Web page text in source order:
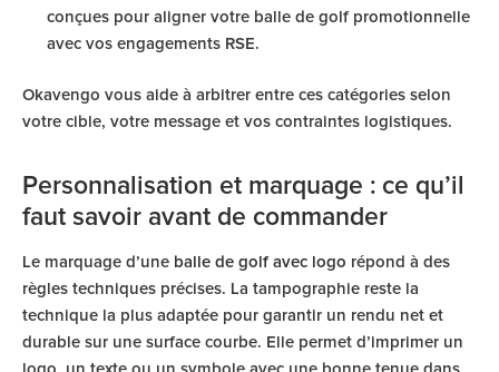
conçues pour aligner votre balle de golf promotionnelle
avec vos engagements RSE.
Okavengo vous aide à arbitrer entre ces catégories selon
votre cible, votre message et vos contraintes logistiques.
Personnalisation et marquage : ce qu’il
faut savoir avant de commander
Le marquage d’une balle de golf avec logo répond à des
règles techniques précises. La tampographie reste la
technique la plus adaptée pour garantir un rendu net et
durable sur une surface courbe. Elle permet d’imprimer un